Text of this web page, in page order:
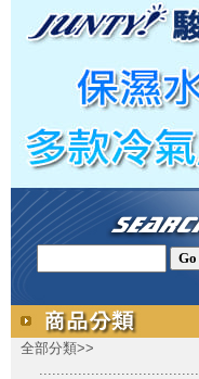
全部分類>>
.....................................